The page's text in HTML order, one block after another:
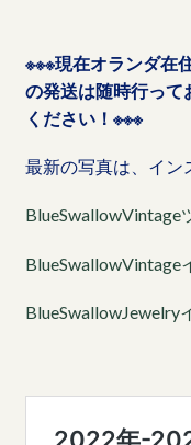
※※※現在オランダ在
の発送は随時行って
ください！※※※
最新の写真は、イン
BlueSwallowVintage
BlueSwallowVintage
BlueSwallowJewelry